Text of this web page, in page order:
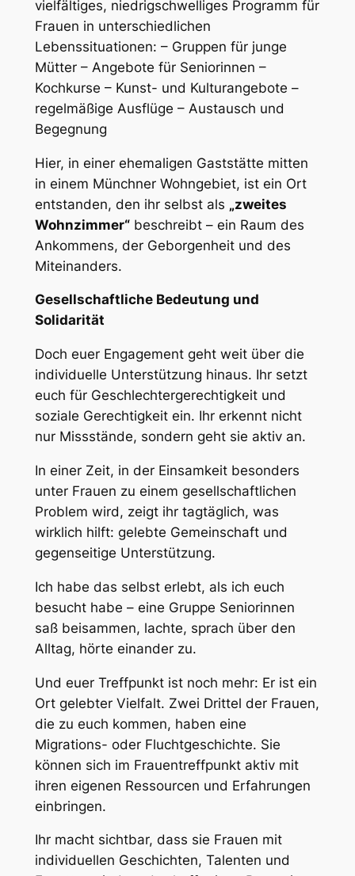
vielfältiges, niedrigschwelliges Programm für
Frauen in unterschiedlichen
Lebenssituationen: – Gruppen für junge
Mütter – Angebote für Seniorinnen –
Kochkurse – Kunst- und Kulturangebote –
regelmäßige Ausflüge – Austausch und
Begegnung
Hier, in einer ehemaligen Gaststätte mitten
in einem Münchner Wohngebiet, ist ein Ort
entstanden, den ihr selbst als „zweites
Wohnzimmer“beschreibt – ein Raum des
Ankommens, der Geborgenheit und des
Miteinanders.
Gesellschaftliche Bedeutung und
Solidarität
Doch euer Engagement geht weit über die
individuelle Unterstützung hinaus. Ihr setzt
euch für Geschlechtergerechtigkeit und
soziale Gerechtigkeit ein. Ihr erkennt nicht
nur Missstände, sondern geht sie aktiv an.
In einer Zeit, in der Einsamkeit besonders
unter Frauen zu einem gesellschaftlichen
Problem wird, zeigt ihr tagtäglich, was
wirklich hilft: gelebte Gemeinschaft und
gegenseitige Unterstützung.
Ich habe das selbst erlebt, als ich euch
besucht habe – eine Gruppe Seniorinnen
saß beisammen, lachte, sprach über den
Alltag, hörte einander zu.
Und euer Treffpunkt ist noch mehr: Er ist ein
Ort gelebter Vielfalt. Zwei Drittel der Frauen,
die zu euch kommen, haben eine
Migrations- oder Fluchtgeschichte. Sie
können sich im Frauentreffpunkt aktiv mit
ihren eigenen Ressourcen und Erfahrungen
einbringen.
Ihr macht sichtbar, dass sie Frauen mit
individuellen Geschichten, Talenten und